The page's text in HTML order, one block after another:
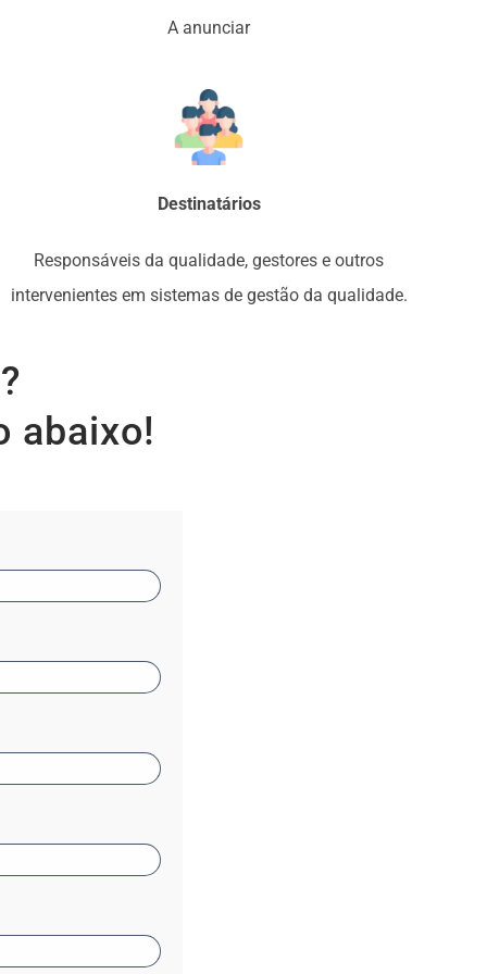
A anunciar
Destinatários
Responsáveis da qualidade, gestores e outros
intervenientes em sistemas de gestão da qualidade.
abaixo!